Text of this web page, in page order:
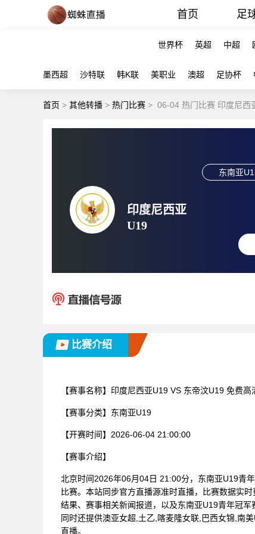
首页 足
世界杯 英超 中超
墨西超 沙特联 韩K联 美职业 澳超 足协杯
首页 > 其他转播 > 热门比赛 > 06-04 热门比赛 印度尼西
印度尼西亚
U19
东南亚
比赛介绍
【赛事名称】 印度尼西亚U19 VS 东帝汶U19 免费高
【赛事分类】 东南亚U19
【开赛时间】 2026-06-04 21:00:00
【赛事介绍】
北京时间2026年06月04日 21:00分，东南亚U19青
比赛。本站同步官方直播源准时直播，比赛数据实
结果、赛事相关新闻报道，以及东南亚U19青年冠
同时还提供澳亚女超,土乙,喀麦隆女联,巴西女锦,南
直播。